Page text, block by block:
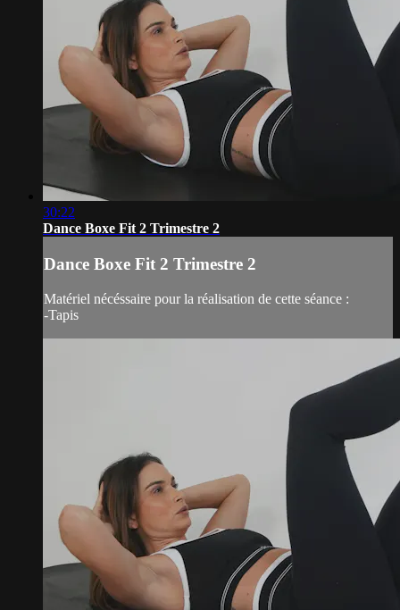
30:22
Dance Boxe Fit 2 Trimestre 2
Dance Boxe Fit 2 Trimestre 2
Matériel nécéssaire pour la réalisation de cette séance :
-Tapis